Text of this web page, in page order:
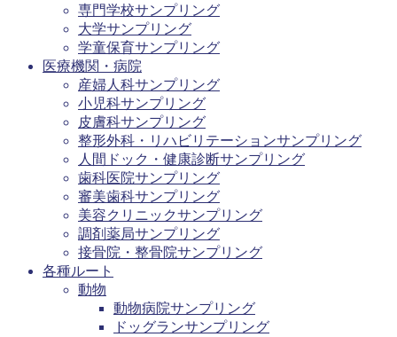
専門学校サンプリング
大学サンプリング
学童保育サンプリング
医療機関・病院
産婦人科サンプリング
小児科サンプリング
皮膚科サンプリング
整形外科・リハビリテーションサンプリング
人間ドック・健康診断サンプリング
歯科医院サンプリング
審美歯科サンプリング
美容クリニックサンプリング
調剤薬局サンプリング
接骨院・整骨院サンプリング
各種ルート
動物
動物病院サンプリング
ドッグランサンプリング